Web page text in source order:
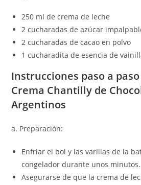
250 ml de crema de leche
2 cucharadas de azúcar
2 cucharadas de cacao en polvo
1 cucharadita de esencia de
Instrucciones paso a
Crema Chantilly de
Argentinos
a. Preparación:
Enfriar el bol y las varillas de la
congelador durante unos minutos.
Asegurarse de que la crema de